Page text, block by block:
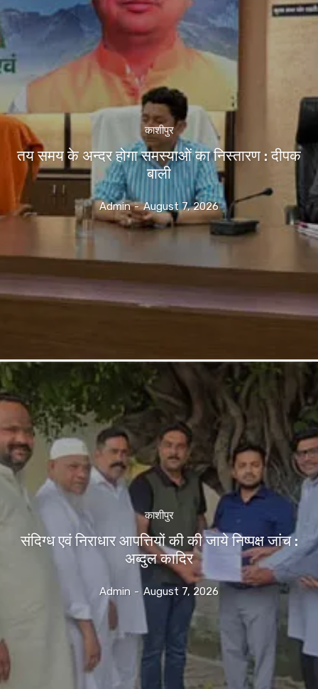
काशीपुर
तय समय के अन्दर होगा समस्याओं का निस्तारण : दीपक
बाली
Admin - August 7, 2026
काशीपुर
संदिग्ध एवं निराधार आपत्तियों की की जाये निष्पक्ष जांच :
अब्दुल कादिर
Admin - August 7, 2026